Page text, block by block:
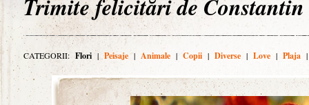
Trimite felicitări de
CATEGORII: Flori | Peisaje | Animale | Copii | Diverse | Love | Plaja |